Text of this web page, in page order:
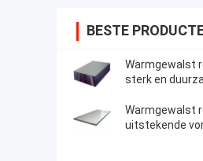
BESTE
Warmgewalst
sterk en
Warmgewalst
uitstekende